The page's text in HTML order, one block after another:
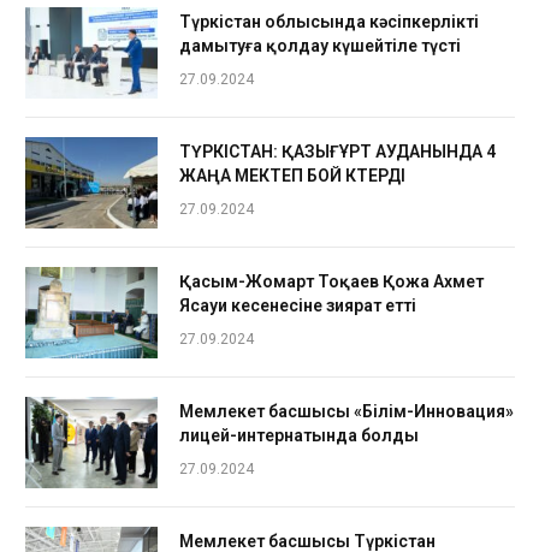
Түркістан облысында кәсіпкерлікті
дамытуға қолдау күшейтіле түсті
27.09.2024
ТҮРКІСТАН: ҚАЗЫҒҰРТ АУДАНЫНДА 4
ЖАҢА МЕКТЕП БОЙ КӨТЕРДІ
27.09.2024
Қасым-Жомарт Тоқаев Қожа Ахмет
Ясауи кесенесіне зиярат етті
27.09.2024
Мемлекет басшысы «Білім-Инновация»
лицей-интернатында болды
27.09.2024
Мемлекет басшысы Түркістан